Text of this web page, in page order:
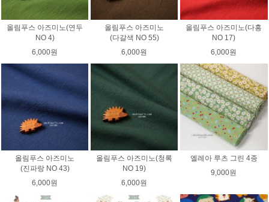
올림푸스 아즈미노(연두
NO 4)
6,000원
올림푸스 아즈미노
(다갈색 NO 55)
6,000원
올림푸스 아즈미노(다홍
NO 17)
6,000원
올림푸스 아즈미노
(진파랑 NO 43)
6,000원
올림푸스 아즈미노(청록
NO 19)
6,000원
엘레아 루츠 그린 4종
9,000원